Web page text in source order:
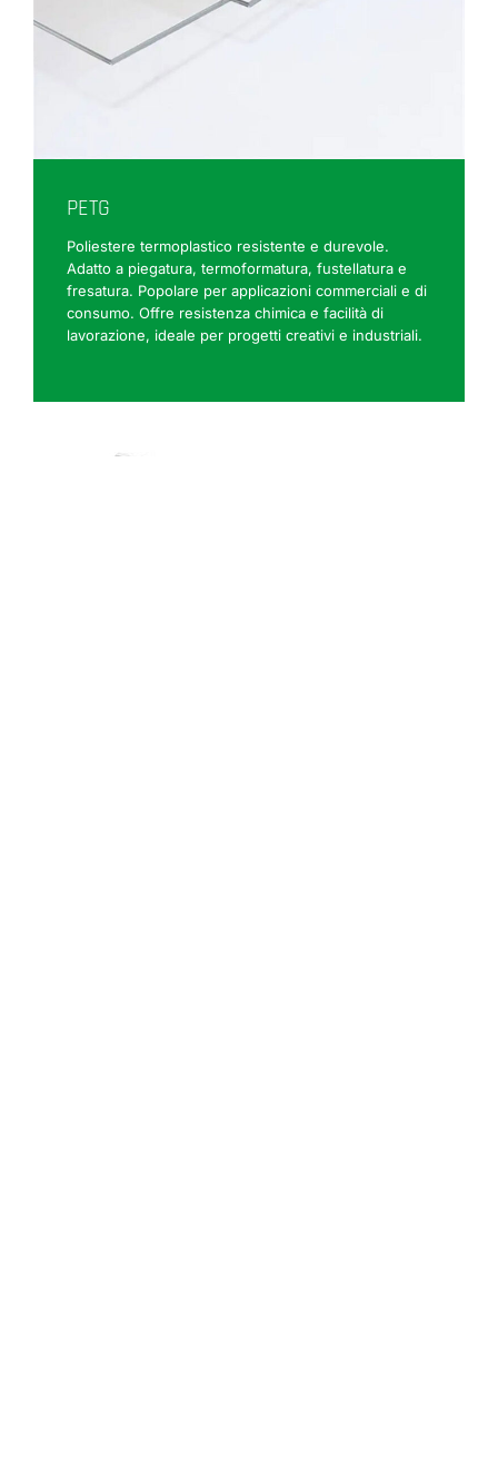
PETG
Poliestere termoplastico resistente e durevole.
Adatto a piegatura, termoformatura, fustellatura e
fresatura. Popolare per applicazioni commerciali e di
consumo. Offre resistenza chimica e facilità di
lavorazione, ideale per progetti creativi e industriali.